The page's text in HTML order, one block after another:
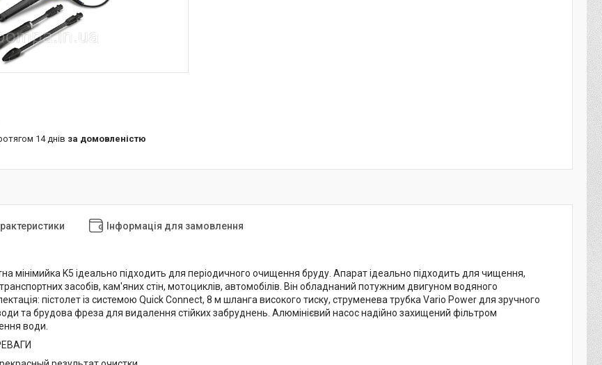
14 днів за домовленістю
Інформація для замовлення
мінімийка K5 ідеально підходить для періодичного очищення бруду. Апарат ідеально підходить для чищення,
засобів, кам'яних стін, мотоциклів, автомобілів. Він обладнаний потужним двигуном водяного
пістолет із системою Quick Connect, 8 м шланга високого тиску, струменева трубка Vario Power для зручного
та брудова фреза для видалення стійких забруднень. Алюмінієвий насос надійно захищений фільтром
води.